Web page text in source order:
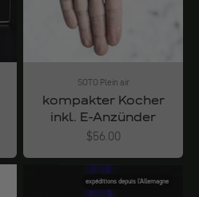
SOTO Plein air
kompakter Kocher
inkl. E-Anzünder
Angebot
$56.00
expéditions depuis l'Allemagne